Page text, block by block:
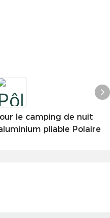
le camping de nuit
pliable Polaire